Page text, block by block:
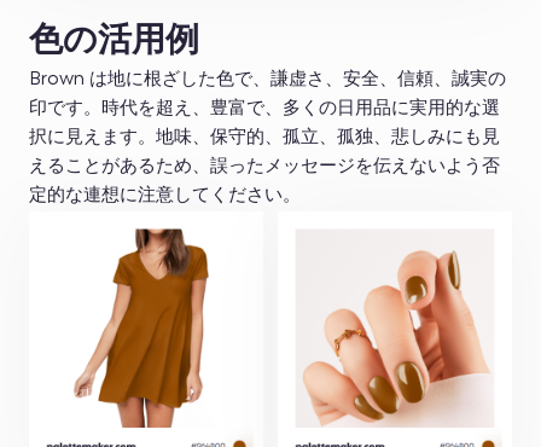
色の活用例
Brown は地に根ざした色で、謙虚さ、安全、信頼、誠実の
印です。時代を超え、豊富で、多くの日用品に実用的な選
択に見えます。地味、保守的、孤立、孤独、悲しみにも見
えることがあるため、誤ったメッセージを伝えないよう否
定的な連想に注意してください。